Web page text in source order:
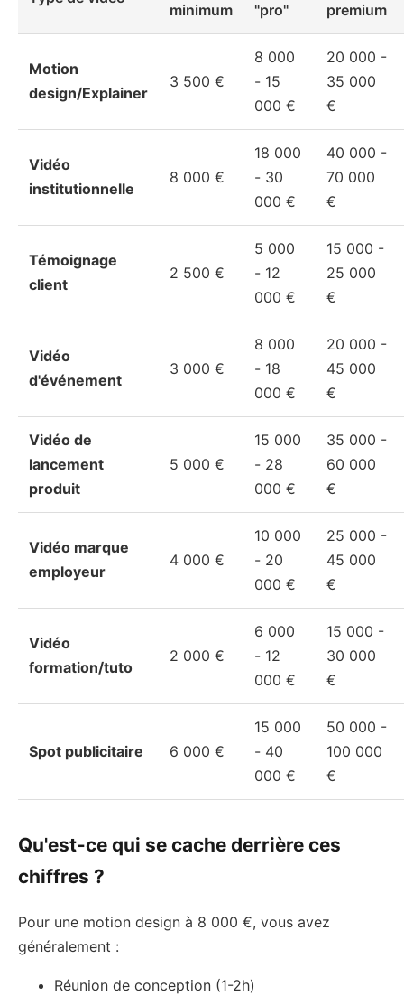
minimum
"pro"
premium
Motion
design/Explainer
3 500 €
8 000
- 15
000 €
20 000 -
35 000
€
Vidéo
institutionnelle
8 000 €
18 000
- 30
000 €
40 000 -
70 000
€
Témoignage
client
2 500 €
5 000
- 12
000 €
15 000 -
25 000
€
Vidéo
d'événement
3 000 €
8 000
- 18
000 €
20 000 -
45 000
€
Vidéo de
lancement
produit
5 000 €
15 000
- 28
000 €
35 000 -
60 000
€
Vidéo marque
employeur
4 000 €
10 000
- 20
000 €
25 000 -
45 000
€
Vidéo
formation/tuto
2 000 €
6 000
- 12
000 €
15 000 -
30 000
€
Spot publicitaire 6 000 €
15 000
- 40
000 €
50 000 -
100 000
€
Qu'est-ce qui se cache derrière ces
chiffres ?
Pour une motion design à 8 000 €, vous avez
généralement :
Réunion de conception (1-2h)